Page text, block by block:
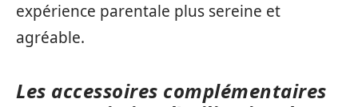
expérience parentale plus sereine et
agréable.
Les accessoires complémentaires